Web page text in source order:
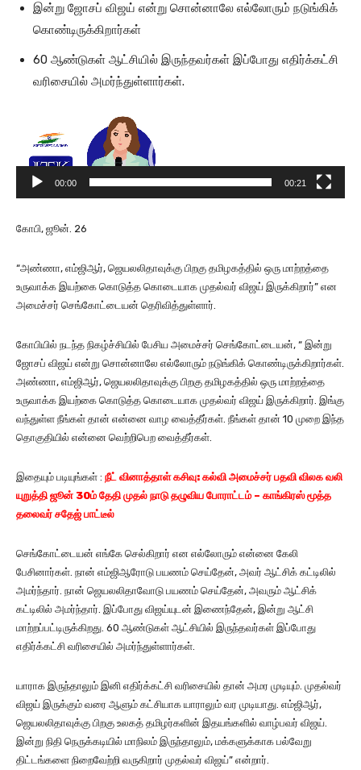
இன்று ஜோசப் விஜய் என்று சொன்னாலே எல்லோரும் நடுங்கிக்
கொண்டிருக்கிறார்கள்
60 ஆண்டுகள் ஆட்சியில் இருந்தவர்கள் இப்போது எதிர்க்கட்சி
வரிசையில் அமர்ந்துள்ளார்கள்.
o
l
y
e
r
00:00 00:21
கோபி, ஜூன். 26
“அண்ணா, எம்ஜிஆர், ஜெயலலிதாவுக்கு பிறகு தமிழகத்தில் ஒரு மாற்றத்தை
உருவாக்க இயற்கை கொடுத்த கொடையாக முதல்வர் விஜய் இருக்கிறார்” என
அமைச்சர் செங்கோட்டையன் தெரிவித்துள்ளார்.
கோபியில் நடந்த நிகழ்ச்சியில் பேசிய அமைச்சர் செங்கோட்டையன், “ இன்று
ஜோசப் விஜய் என்று சொன்னாலே எல்லோரும் நடுங்கிக் கொண்டிருக்கிறார்கள்.
அண்ணா, எம்ஜிஆர், ஜெயலலிதாவுக்கு பிறகு தமிழகத்தில் ஒரு மாற்றத்தை
உருவாக்க இயற்கை கொடுத்த கொடையாக முதல்வர் விஜய் இருக்கிறார். இங்கு
வந்துள்ள நீங்கள் தான் என்னை வாழ வைத்தீர்கள். நீங்கள் தான் 10 முறை இந்த
தொகுதியில் என்னை வெற்றிபெற வைத்தீர்கள்.
இதையும் படியுங்கள் : நீட் வினாத்​தாள் கசிவு: கல்வி அமைச்​சர் பதவி விலக வலி​
யுறுத்தி ஜூன் 30ம் தேதி முதல் நாடு தழு​விய போராட்டம் – காங்​கிரஸ் மூத்த
தலை​வர் சதேஜ் பாட்​டீல்
செங்கோட்டையன் எங்கே செல்கிறார் என எல்லோரும் என்னை கேலி
பேசினார்கள். நான் எம்ஜிஆரோடு பயணம் செய்தேன், அவர் ஆட்சிக் கட்டிலில்
அமர்ந்தார். நான் ஜெயலலிதாவோடு பயணம் செய்தேன், அவரும் ஆட்சிக்
கட்டிலில் அமர்ந்தார். இப்போது விஜய்யுடன் இணைந்தேன், இன்று ஆட்சி
மாற்றப்பட்டிருக்கிறது. 60 ஆண்டுகள் ஆட்சியில் இருந்தவர்கள் இப்போது
எதிர்க்கட்சி வரிசையில் அமர்ந்துள்ளார்கள்.
யாராக இருந்தாலும் இனி எதிர்க்கட்சி வரிசையில் தான் அமர முடியும். முதல்வர்
விஜய் இருக்கும் வரை ஆளும் கட்சியாக யாராலும் வர முடியாது. எம்ஜிஆர்,
ஜெயலலிதாவுக்கு பிறகு உலகத் தமிழர்களின் இதயங்களில் வாழ்பவர் விஜய்.
இன்று நிதி நெருக்கடியில் மாநிலம் இருந்தாலும், மக்களுக்காக பல்வேறு
திட்டங்களை நிறைவேற்றி வருகிறார் முதல்வர் விஜய்” என்றார்.